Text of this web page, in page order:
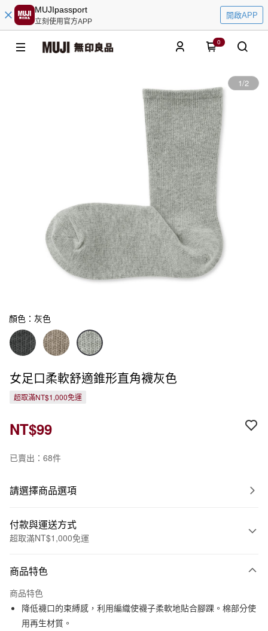
MUJIpassport
立刻使用官方APP
開啟APP
0
1/2
顏色：灰色
女足口柔軟舒適錐形直角襪灰色
超取滿NT$1,000免運
NT$99
已賣出：68件
請選擇商品選項
付款與運送方式
超取滿NT$1,000免運
信用卡一次付款
信用卡分期付款
3 期 0 利率 每期
商品特色
商品特色
降低襪口的束縛感，利用編織使襪子柔軟地貼合腳踝。棉部分使
用再生材質。